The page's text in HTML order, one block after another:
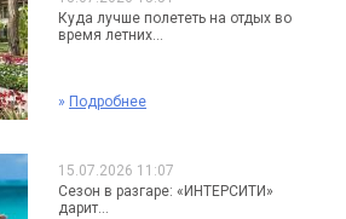
Куда лучше полететь на отдых во
время летних...
» Подробнее
15.07.2026 11:07
Сезон в разгаре: «ИНТЕРСИТИ»
дарит...